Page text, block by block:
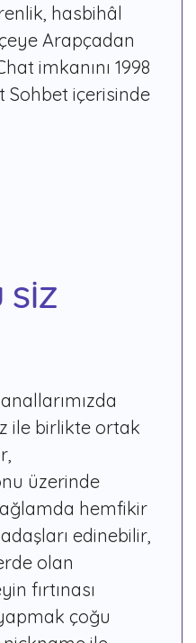
hasbihâl
Arapçadan
imkanını 1998
Sohbet içerisinde
SİZ
ile birlikte ortak
üzerinde
hemfikir
edinebilir,
olan
fırtınası
çoğu